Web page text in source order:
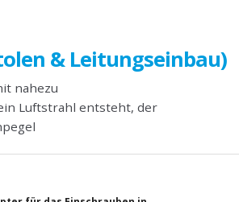
& Leitungseinbau)
nahezu
Luftstrahl entsteht, der